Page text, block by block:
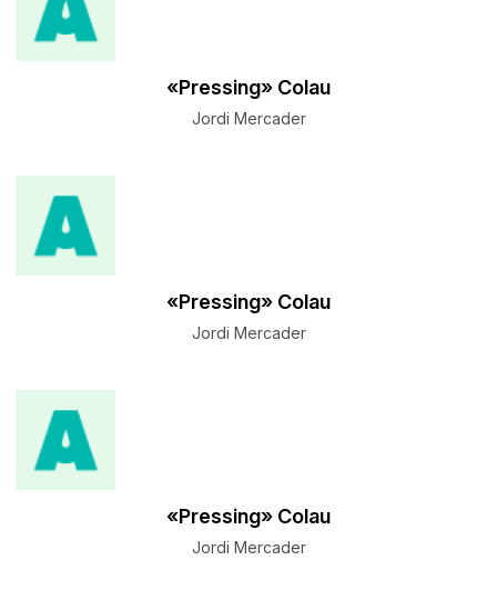
«Pressing» Colau
Jordi Mercader
«Pressing» Colau
Jordi Mercader
«Pressing» Colau
Jordi Mercader